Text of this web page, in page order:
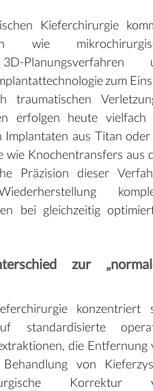
Kieferchirurgie
wie
Planungsverfahren
zum
traumatischen
erfolgen heute vielfach
Implantaten aus Titan
wie Knochentransfers aus
Präzision dieser
bei gleichzeitig
zur
konzentriert
standardisierte
die Entfernung
von
Korrektur